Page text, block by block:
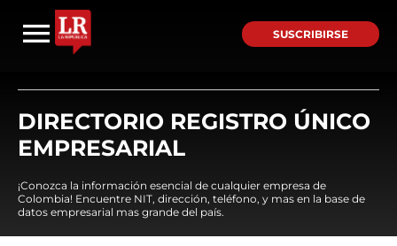
SUSCRIBIRSE
DIRECTORIO REGISTRO ÚNICO
EMPRESARIAL
¡Conozca la información esencial de cualquier empresa de
Colombia! Encuentre NIT, dirección, teléfono, y mas en la base de
datos empresarial mas grande del país.